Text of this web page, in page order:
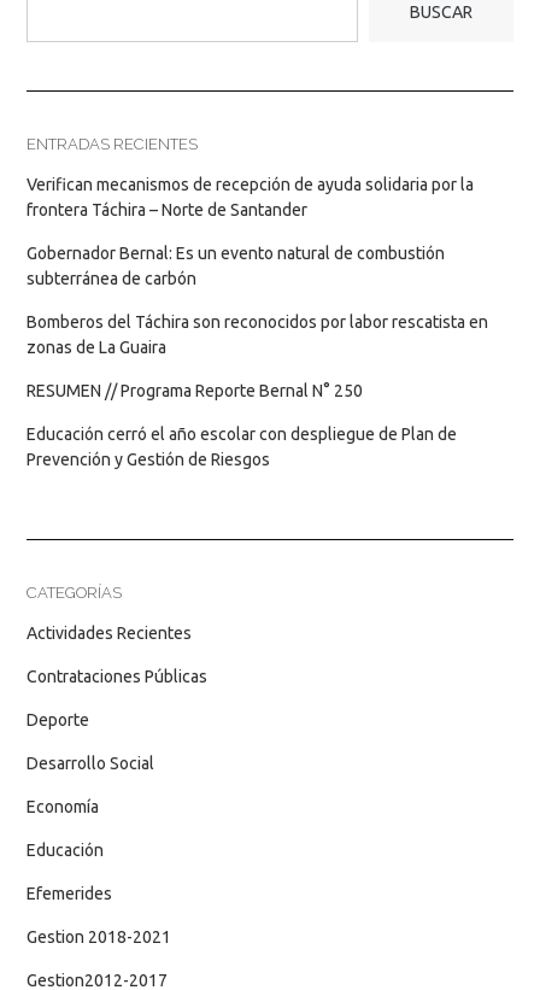
BUSCAR
ENTRADAS RECIENTES
Verifican mecanismos de recepción de ayuda solidaria por la
frontera Táchira – Norte de Santander
Gobernador Bernal: Es un evento natural de combustión
subterránea de carbón
Bomberos del Táchira son reconocidos por labor rescatista en
zonas de La Guaira
RESUMEN // Programa Reporte Bernal N° 250
Educación cerró el año escolar con despliegue de Plan de
Prevención y Gestión de Riesgos
CATEGORÍAS
Actividades Recientes
Contrataciones Públicas
Deporte
Desarrollo Social
Economía
Educación
Efemerides
Gestion 2018-2021
Gestion2012-2017